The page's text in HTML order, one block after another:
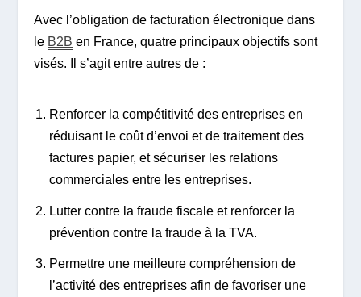
Avec l’obligation de facturation électronique dans
le B2B en France, quatre principaux objectifs sont
visés. Il s’agit entre autres de :
Renforcer la compétitivité des entreprises en
réduisant le coût d’envoi et de traitement des
factures papier, et sécuriser les relations
commerciales entre les entreprises.
Lutter contre la fraude fiscale et renforcer la
prévention contre la fraude à la TVA.
Permettre une meilleure compréhension de
l’activité des entreprises afin de favoriser une